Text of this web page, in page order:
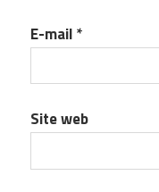
E-mail*
Site web